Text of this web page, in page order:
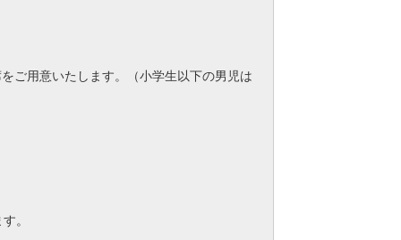
ご用意いたします。（小学生以下の男児は
。